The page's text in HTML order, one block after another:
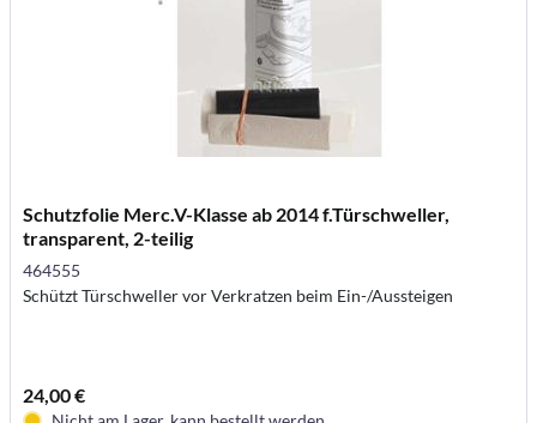
Schutzfolie Merc.V-Klasse ab 2014 f.Türschweller,
transparent, 2-teilig
464555
Schützt Türschweller vor Verkratzen beim Ein-/Aussteigen
24,00 €